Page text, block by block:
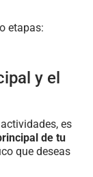
etapas:
y el
es
de tu
que deseas